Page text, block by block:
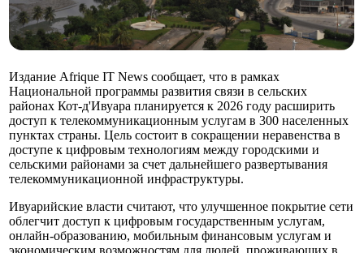
Издание Afrique IT News сообщает, что в рамках
Национальной программы развития связи в сельских
районах Кот-д'Ивуара планируется к 2026 году расширить
доступ к телекоммуникационным услугам в 300 населенных
пунктах страны. Цель состоит в сокращении неравенства в
доступе к цифровым технологиям между городскими и
сельскими районами за счет дальнейшего развертывания
телекоммуникационной инфраструктуры.
Ивуарийские власти считают, что улучшенное покрытие сети
облегчит доступ к цифровым государственным услугам,
онлайн-образованию, мобильным финансовым услугам и